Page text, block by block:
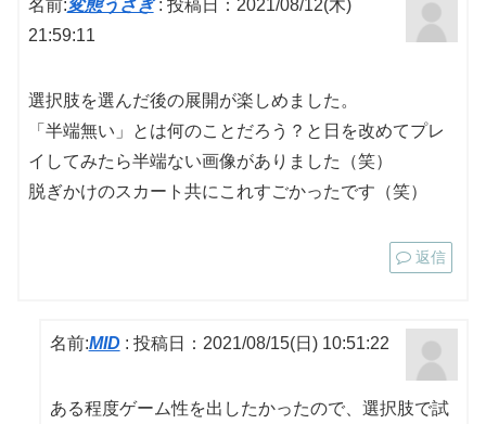
名前:変態うさぎ: 投稿日：2021/08/12(木)
21:59:11
選択肢を選んだ後の展開が楽しめました。
「半端無い」とは何のことだろう？と日を改めてプレ
イしてみたら半端ない画像がありました（笑）
脱ぎかけのスカート共にこれすごかったです（笑）
返信
名前:MID : 投稿日：2021/08/15(日) 10:51:22
ある程度ゲーム性を出したかったので、選択肢で試